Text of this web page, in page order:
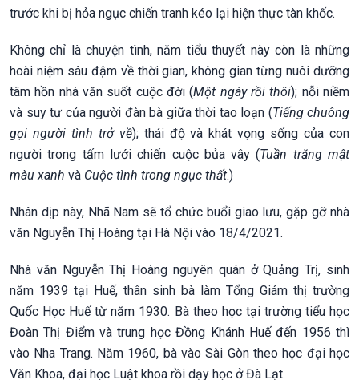
trước khi bị hỏa ngục chiến tranh kéo lại hiện thực tàn khốc.
Không chỉ là chuyện tình, năm tiểu thuyết này còn là những
hoài niệm sâu đậm về thời gian, không gian từng nuôi dưỡng
tâm hồn nhà văn suốt cuộc đời (Một ngày rồi thôi); nỗi niềm
và suy tư của người đàn bà giữa thời tao loạn (Tiếng chuông
gọi người tình trở về); thái độ và khát vọng sống của con
người trong tấm lưới chiến cuộc bủa vây (Tuần trăng mật
màu xanh và Cuộc tình trong ngục thất.)
Nhân dịp này, Nhã Nam sẽ tổ chức buổi giao lưu, gặp gỡ nhà
văn Nguyễn Thị Hoàng tại Hà Nội vào 18/4/2021.
Nhà văn Nguyễn Thị Hoàng nguyên quán ở Quảng Trị, sinh
năm 1939 tại Huế, thân sinh bà làm Tổng Giám thị trường
Quốc Học Huế từ năm 1930. Bà theo học tại trường tiểu học
Đoàn Thị Điểm và trung học Đồng Khánh Huế đến 1956 thì
vào Nha Trang. Năm 1960, bà vào Sài Gòn theo học đại học
Văn Khoa, đại học Luật khoa rồi dạy học ở Đà Lạt.